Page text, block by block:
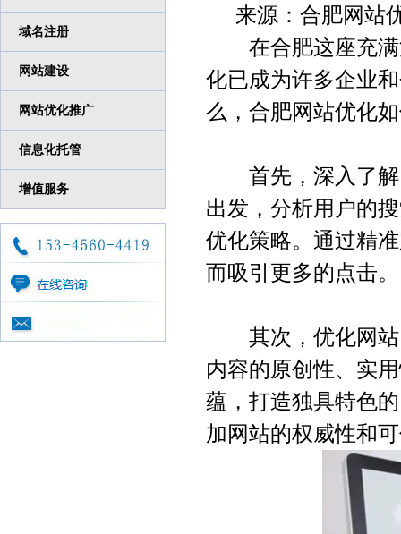
域名注册
网站建设
网站优化推广
信息化托管
增值服务
来源：合肥网站
在合肥这座充满
化已成为许多企业
么，合肥网站优化
首先，深入了解
出发，分析用户的
优化策略。通过精
而吸引更多的点击。
其次，优化网站
内容的原创性、实
蕴，打造独具特色
加网站的权威性和